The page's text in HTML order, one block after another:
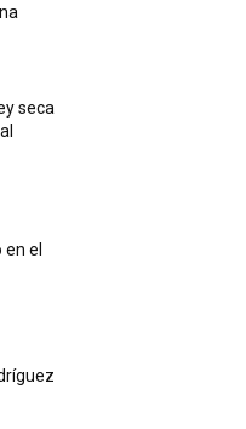
seca
en el